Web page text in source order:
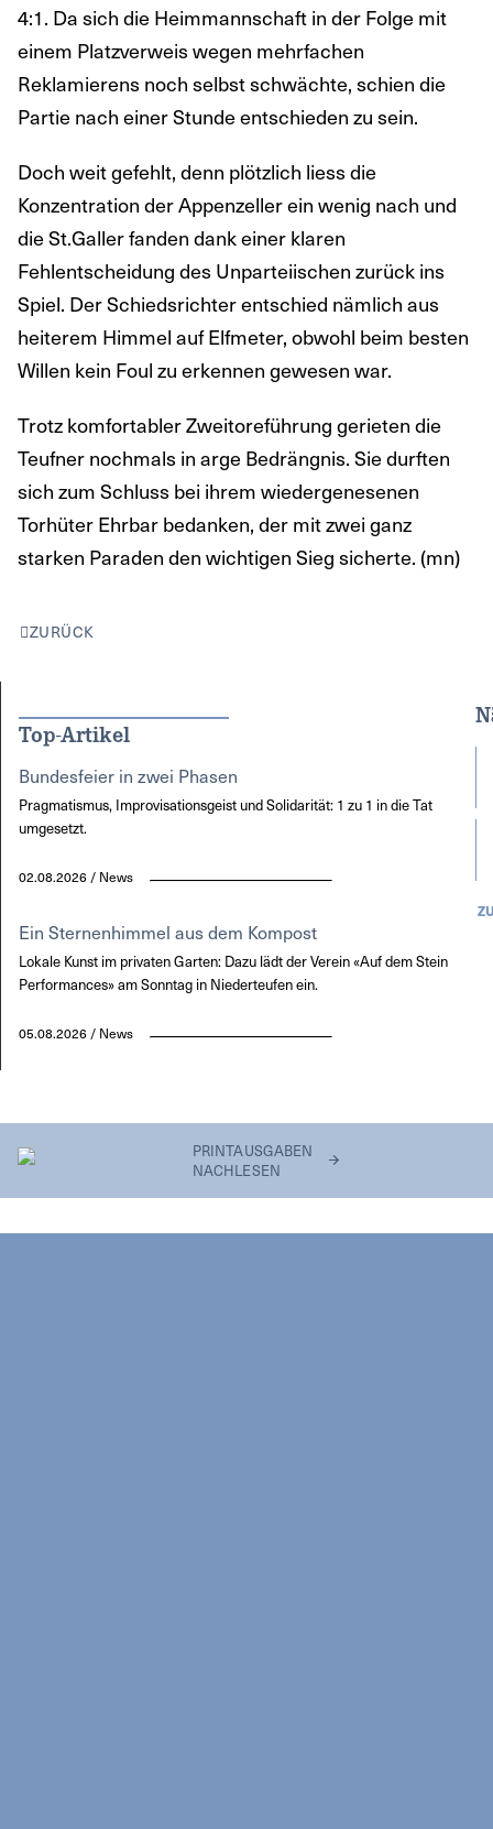
4:1. Da sich die Heimmannschaft in der Folge mit
einem Platzverweis wegen mehrfachen
Reklamierens noch selbst schwächte, schien die
Partie nach einer Stunde entschieden zu sein.
Doch weit gefehlt, denn plötzlich liess die
Konzentration der Appenzeller ein wenig nach und
die St.Galler fanden dank einer klaren
Fehlentscheidung des Unparteiischen zurück ins
Spiel. Der Schiedsrichter entschied nämlich aus
heiterem Himmel auf Elfmeter, obwohl beim besten
Willen kein Foul zu erkennen gewesen war.
Trotz komfortabler Zweitoreführung gerieten die
Teufner nochmals in arge Bedrängnis. Sie durften
sich zum Schluss bei ihrem wiedergenesenen
Torhüter Ehrbar bedanken, der mit zwei ganz
starken Paraden den wichtigen Sieg sicherte. (mn)
ZURÜCK
Top-Artikel
Bundesfeier in zwei Phasen
Pragmatismus, Improvisationsgeist und Solidarität: 1 zu 1 in die Tat
umgesetzt.
02.08.2026 / News
Ein Sternenhimmel aus dem Kompost
Lokale Kunst im privaten Garten: Dazu lädt der Verein «Auf dem Stein
Performances» am Sonntag in Niederteufen ein.
05.08.2026 / News
PRINTAUSGABEN
NACHLESEN